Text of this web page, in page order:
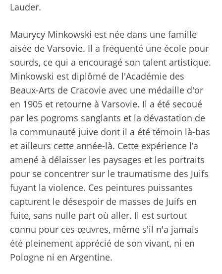
Lauder.
Maurycy Minkowski est née dans une famille
aisée de Varsovie. Il a fréquenté une école pour
sourds, ce qui a encouragé son talent artistique.
Minkowski est diplômé de l'Académie des
Beaux-Arts de Cracovie avec une médaille d'or
en 1905 et retourne à Varsovie. Il a été secoué
par les pogroms sanglants et la dévastation de
la communauté juive dont il a été témoin là-bas
et ailleurs cette année-là. Cette expérience l’a
amené à délaisser les paysages et les portraits
pour se concentrer sur le traumatisme des Juifs
fuyant la violence. Ces peintures puissantes
capturent le désespoir de masses de Juifs en
fuite, sans nulle part où aller. Il est surtout
connu pour ces œuvres, même s'il n'a jamais
été pleinement apprécié de son vivant, ni en
Pologne ni en Argentine.